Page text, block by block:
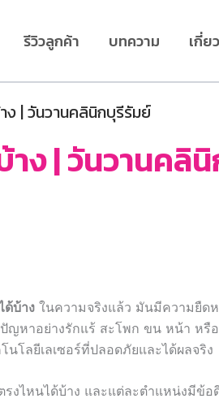
รีวิวลูกค้า บทความ เกี่ย
ง | วันวานคลินิกบุรีรัมย์
าง | วันวานคลิ
ด้บ้าง ในความจริงแล้ว มันมีความยืด
ปัญหาอย่างรักแร้ สะโพก ขน หน้า หรื
โลยีเลเซอร์ที่ปลอดภัยและได้ผลจริง
งไหนได้บ้าง และแต่ละตำแหน่งมีข้อ